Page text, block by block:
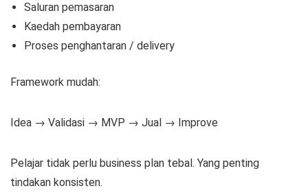
Saluran pemasaran
Kaedah pembayaran
Proses penghantaran / delivery
Framework mudah:
Idea → Validasi → MVP → Jual → Improve
Pelajar tidak perlu business plan tebal. Yang penting
tindakan konsisten.